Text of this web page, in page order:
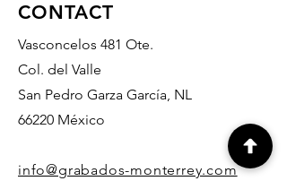
CONTACT
Vasconcelos 481 Ote.
Col. del Valle
San Pedro Garza García, NL
66220 México
info@grabados-monterrey.com